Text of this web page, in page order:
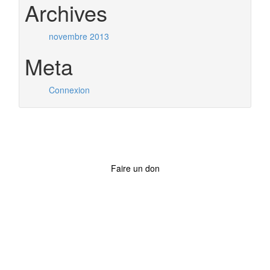
Archives
novembre 2013
Meta
Connexion
Faire un don